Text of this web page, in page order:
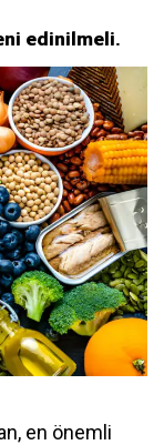
edinilmeli.
en önemli